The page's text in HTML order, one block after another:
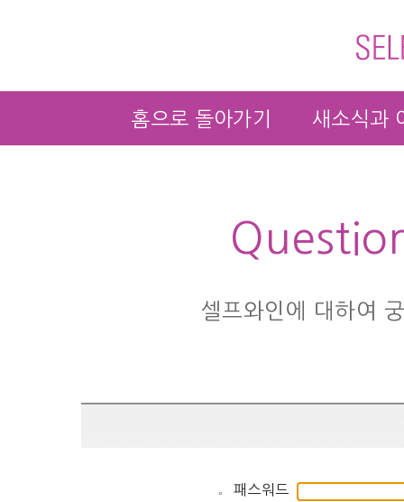
홈으로 돌아가기 새소식과
셀프와인에 대하여
패스워드